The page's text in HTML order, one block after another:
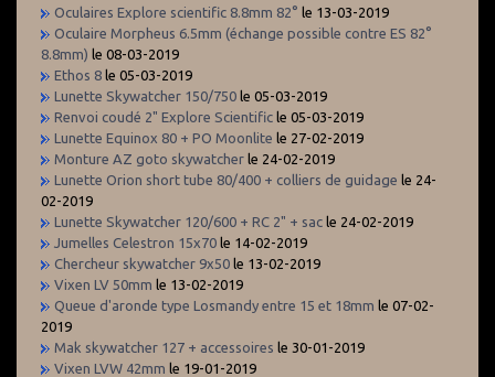
Oculaires Explore scientific 8.8mm 82° le 13-03-2019
Oculaire Morpheus 6.5mm (échange possible contre ES 82°
8.8mm) le 08-03-2019
Ethos 8 le 05-03-2019
Lunette Skywatcher 150/750 le 05-03-2019
Renvoi coudé 2" Explore Scientific le 05-03-2019
Lunette Equinox 80 + PO Moonlite le 27-02-2019
Monture AZ goto skywatcher le 24-02-2019
Lunette Orion short tube 80/400 + colliers de guidage le 24-
02-2019
Lunette Skywatcher 120/600 + RC 2" + sac le 24-02-2019
Jumelles Celestron 15x70 le 14-02-2019
Chercheur skywatcher 9x50 le 13-02-2019
Vixen LV 50mm le 13-02-2019
Queue d'aronde type Losmandy entre 15 et 18mm le 07-02-
2019
Mak skywatcher 127 + accessoires le 30-01-2019
Vixen LVW 42mm le 19-01-2019